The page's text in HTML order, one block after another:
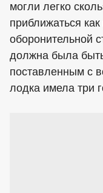
могли легко
приближаться
оборонительной
должна была
поставленным с
лодка имела три